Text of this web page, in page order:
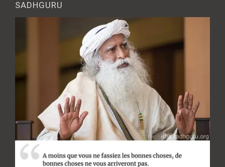
SADHGURU